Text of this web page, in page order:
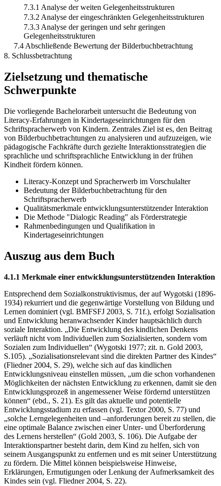
7.3.1 Analyse der weiten Gelegenheitsstrukturen
7.3.2 Analyse der eingeschränkten Gelegenheitsstrukturen
7.3.3 Analyse der geringen und sehr geringen
Gelegenheitsstrukturen
7.4 Abschließende Bewertung der Bilderbuchbetrachtung
8. Schlussbetrachtung
Zielsetzung und thematische
Schwerpunkte
Die vorliegende Bachelorarbeit untersucht die Bedeutung von
Literacy-Erfahrungen in Kindertageseinrichtungen für den
Schriftspracherwerb von Kindern. Zentrales Ziel ist es, den Beitrag
von Bilderbuchbetrachtungen zu analysieren und aufzuzeigen, wie
pädagogische Fachkräfte durch gezielte Interaktionsstrategien die
sprachliche und schriftsprachliche Entwicklung in der frühen
Kindheit fördern können.
Literacy-Konzept und Spracherwerb im Vorschulalter
Bedeutung der Bilderbuchbetrachtung für den
Schriftspracherwerb
Qualitätsmerkmale entwicklungsunterstützender Interaktion
Die Methode "Dialogic Reading" als Förderstrategie
Rahmenbedingungen und Qualifikation in
Kindertageseinrichtungen
Auszug aus dem Buch
4.1.1 Merkmale einer entwicklungsunterstützenden Interaktion
Entsprechend dem Sozialkonstruktivismus, der auf Wygotski (1896-
1934) rekurriert und die gegenwärtige Vorstellung von Bildung und
Lernen dominiert (vgl. BMFSFJ 2003, S. 71f.), erfolgt Sozialisation
und Entwicklung heranwachsender Kinder hauptsächlich durch
soziale Interaktion. „Die Entwicklung des kindlichen Denkens
verläuft nicht vom Individuellen zum Sozialisierten, sondern vom
Sozialen zum Individuellen“ (Wygotski 1977; zit. n. Gold 2003,
S.105). „Sozialisationsrelevant sind die direkten Partner des Kindes“
(Fliedner 2004, S. 29), welche sich auf das kindlichen
Entwicklungsniveau einstellen müssen, „um die schon vorhandenen
Möglichkeiten der nächsten Entwicklung zu erkennen, damit sie den
Entwicklungsprozeß in angemessener Weise fördernd unterstützen
können“ (ebd., S. 21). Es gilt das aktuelle und potentielle
Entwicklungsstadium zu erfassen (vgl. Textor 2000, S. 77) und
„solche Lerngelegenheiten und –anforderungen bereit zu stellen, die
eine optimale Balance zwischen einer Unter- und Überforderung
des Lernens herstellen“ (Gold 2003, S. 106). Die Aufgabe der
Interaktionspartner besteht darin, dem Kind zu helfen, sich von
seinem Ausgangspunkt zu entfernen und es mit seiner Unterstützung
zu fördern. Die Mittel können beispielsweise Hinweise,
Erklärungen, Ermutigungen oder Lenkung der Aufmerksamkeit des
Kindes sein (vgl. Fliedner 2004, S. 22).